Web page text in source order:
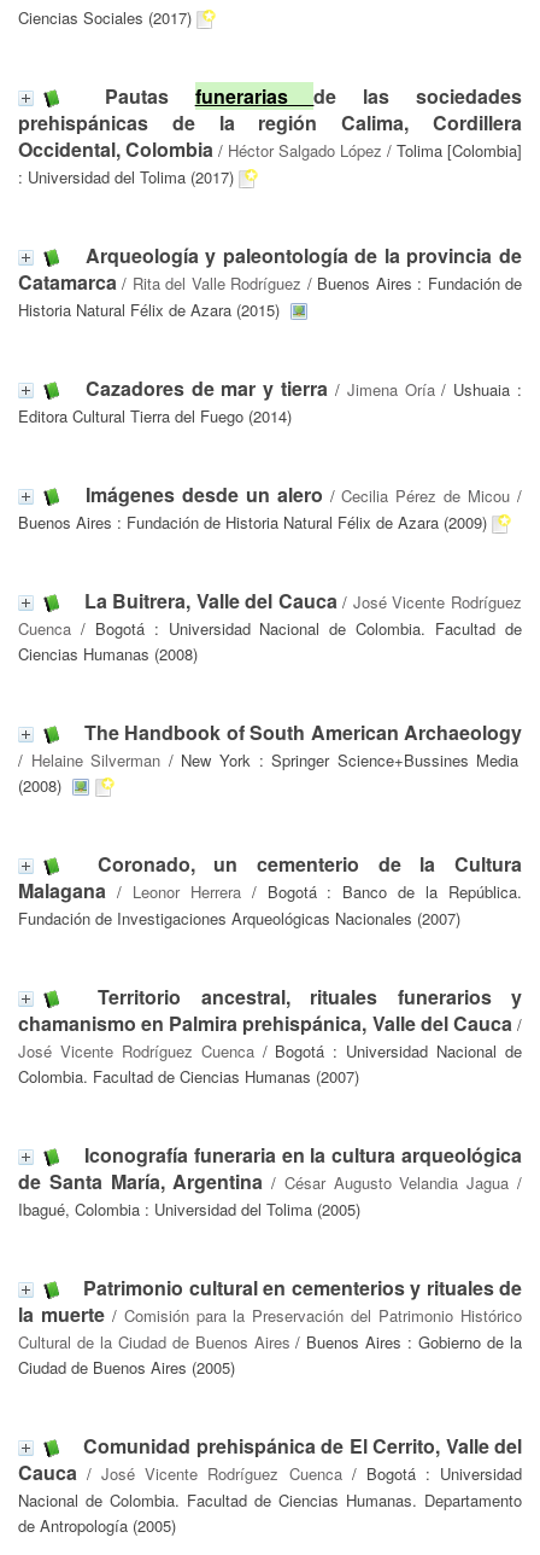
Ciencias Sociales (2017)
Pautas funerariasde las sociedades
prehispánicas de la región Calima, Cordillera
Occidental, Colombia / Héctor Salgado López / Tolima [Colombia]
: Universidad del Tolima (2017)
Arqueología y paleontología de la provincia de
Catamarca / Rita del Valle Rodríguez / Buenos Aires : Fundación de
Historia Natural Félix de Azara (2015)
Cazadores de mar y tierra / Jimena Oría/ Ushuaia :
Editora Cultural Tierra del Fuego (2014)
Imágenes desde un alero /Cecilia Pérez de Micou /
Buenos Aires : Fundación de Historia Natural Félix de Azara (2009)
La Buitrera, Valle del Cauca/ José Vicente Rodríguez
Cuenca / Bogotá : Universidad Nacional de Colombia. Facultad de
Ciencias Humanas (2008)
The Handbook of South American Archaeology
/ Helaine Silverman / New York : Springer Science+Bussines Media
(2008)
Coronado, un cementerio de la Cultura
Malagana / Leonor Herrera/ Bogotá : Banco de la República.
Fundación de Investigaciones Arqueológicas Nacionales (2007)
Territorio ancestral, rituales funerarios y
chamanismo en Palmira prehispánica, Valle del Cauca/
José Vicente Rodríguez Cuenca/ Bogotá : Universidad Nacional de
Colombia. Facultad de Ciencias Humanas (2007)
Iconografía funeraria en la cultura arqueológica
de Santa María, Argentina / César Augusto Velandia Jagua /
Ibagué, Colombia : Universidad del Tolima (2005)
Patrimonio cultural en cementerios y rituales de
la muerte/ Comisión para la Preservación del Patrimonio Histórico
Cultural de la Ciudad de Buenos Aires / Buenos Aires : Gobierno de la
Ciudad de Buenos Aires (2005)
Comunidad prehispánica de El Cerrito, Valle del
Cauca /José Vicente Rodríguez Cuenca/ Bogotá : Universidad
Nacional de Colombia. Facultad de Ciencias Humanas. Departamento
de Antropología (2005)